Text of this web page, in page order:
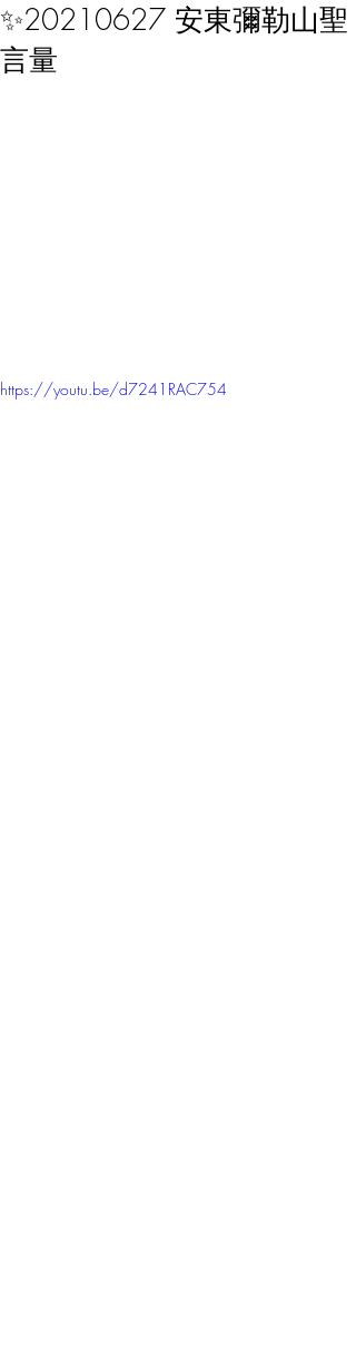
✨20210627 安東彌勒山聖
言量
https://youtu.be/d7241RAC754